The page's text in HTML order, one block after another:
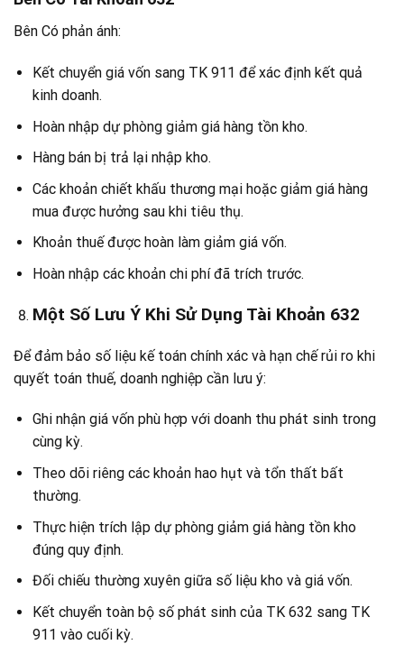
Bên Có phản ánh:
Kết chuyển giá vốn sang TK 911 để xác định kết quả
kinh doanh.
Hoàn nhập dự phòng giảm giá hàng tồn kho.
Hàng bán bị trả lại nhập kho.
Các khoản chiết khấu thương mại hoặc giảm giá hàng
mua được hưởng sau khi tiêu thụ.
Khoản thuế được hoàn làm giảm giá vốn.
Hoàn nhập các khoản chi phí đã trích trước.
Một Số Lưu Ý Khi Sử Dụng Tài Khoản 632
Để đảm bảo số liệu kế toán chính xác và hạn chế rủi ro khi
quyết toán thuế, doanh nghiệp cần lưu ý:
Ghi nhận giá vốn phù hợp với doanh thu phát sinh trong
cùng kỳ.
Theo dõi riêng các khoản hao hụt và tổn thất bất
thường.
Thực hiện trích lập dự phòng giảm giá hàng tồn kho
đúng quy định.
Đối chiếu thường xuyên giữa số liệu kho và giá vốn.
Kết chuyển toàn bộ số phát sinh của TK 632 sang TK
911 vào cuối kỳ.